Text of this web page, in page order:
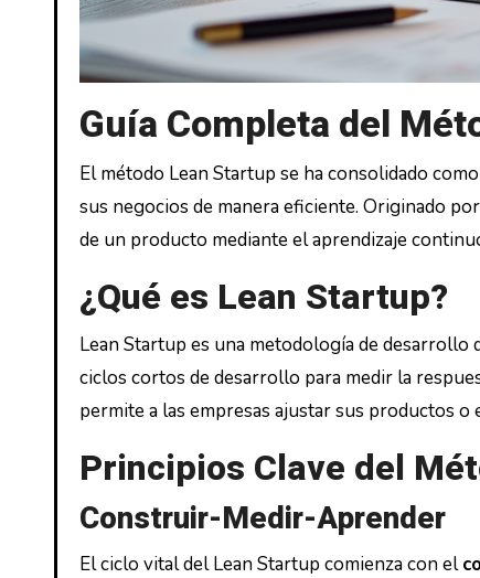
Guía Completa del
El método Lean Startup se ha consolidado
sus negocios de manera eficiente. Originado
de un producto mediante el aprendizaje
¿Qué es Lean Startup?
Lean Startup es una metodología de
ciclos cortos de desarrollo para medir la
permite a las empresas ajustar sus productos
Principios Clave del
Construir-Medir-Aprender
El ciclo vital del Lean Startup comienza con el